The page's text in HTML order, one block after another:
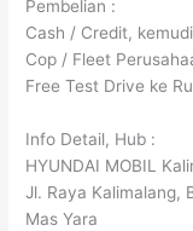
Pembelian :
Cash / Credit,
Cop / Fleet
Free Test Drive ke
Info Detail, Hub :
HYUNDAI MOBIL
Jl. Raya Kalimalang,
Mas Yara